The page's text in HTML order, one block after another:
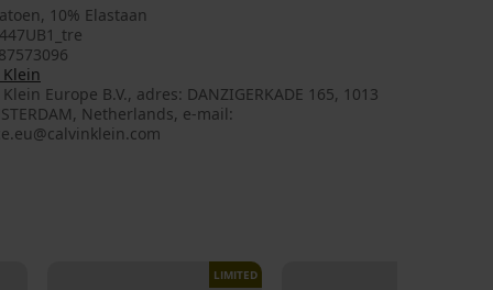
10% Elastaan
Europe B.V., adres: DANZIGERKADE 165, 1013
Netherlands, e-mail:
LIMITED